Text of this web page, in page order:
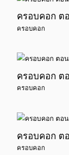
ครอบคอก ต
ครอบคอก
ครอบคอก ต
ครอบคอก
ครอบคอก ต
ครอบคอก